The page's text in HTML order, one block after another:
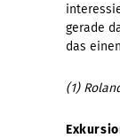
gerade
das
(1)